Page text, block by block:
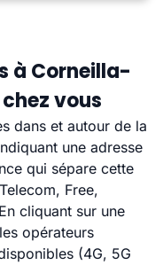
à Corneilla-
vous
dans et autour de la
une adresse
qui sépare cette
Free,
cliquant sur une
opérateurs
(4G, 5G